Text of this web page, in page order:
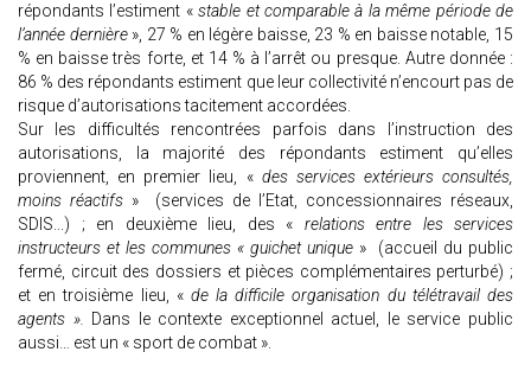
répondants l’estiment «stable et comparable à la même période de
l’année dernière», 27 % en légère baisse, 23 % en baisse notable, 15
% en baisse très forte, et 14 % à l’arrêt ou presque. Autre donnée :
86 % des répondants estiment que leur collectivité n’encourt pas de
risque d’autorisations tacitement accordées.
Sur les difficultés rencontrées parfois dans l’instruction des
autorisations, la majorité des répondants estiment qu’elles
proviennent, en premier lieu, «des services extérieurs consultés,
moins réactifs » (services de l’Etat, concessionnaires réseaux,
SDIS...) ; en deuxième lieu, des « relations entre les services
instructeurs et les communes « guichet unique » (accueil du public
fermé, circuit des dossiers et pièces complémentaires perturbé) ;
et en troisième lieu, « de la difficile organisation du télétravail des
agents ». Dans le contexte exceptionnel actuel, le service public
aussi… est un « sport de combat ».